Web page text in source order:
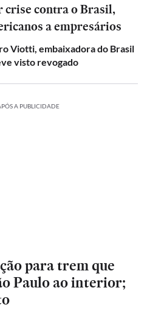
crise contra o Brasil,
a empresários
Viotti, embaixadora do Brasil
visto revogado
A PUBLICIDADE
para trem que
Paulo ao interior;